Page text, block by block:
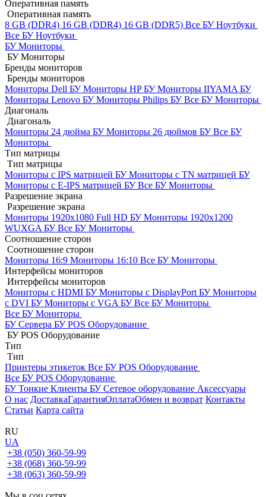
Оперативная память
Оперативная память
8 GB (DDR4) 16 GB (DDR4) 16 GB (DDR5) Все БУ Ноутбуки
Все БУ Ноутбуки
БУ Мониторы
БУ Мониторы
Бренды мониторов
Бренды мониторов
Мониторы Dell БУМониторы HP БУМониторы IIYAMA БУ
Мониторы Lenovo БУМониторы Philips БУВсе БУ Мониторы
Диагональ
Диагональ
Мониторы 24 дюйма БУМониторы 26 дюймов БУВсе БУ
Мониторы
Тип матрицы
Тип матрицы
Мониторы с IPS матрицей БУМониторы с TN матрицей БУ
Мониторы с E-IPS матрицей БУВсе БУ Мониторы
Разрешение экрана
Разрешение экрана
Мониторы 1920x1080 Full HD БУМониторы 1920x1200
WUXGA БУВсе БУ Мониторы
Соотношение сторон
Соотношение сторон
Мониторы 16:9 Мониторы 16:10 Все БУ Мониторы
Интерфейсы мониторов
Интерфейсы мониторов
Мониторы с HDMI БУМониторы с DisplayPort БУМониторы
с DVI БУМониторы с VGA БУВсе БУ Мониторы
Все БУ Мониторы
БУ Сервера БУ POS Оборудование
БУ POS Оборудование
Тип
Тип
Принтеры этикеток Все БУ POS Оборудование
Все БУ POS Оборудование
БУ Тонкие Клиенты БУ Сетевое оборудование Аксессуары
О нас ДоставкаГарантияОплатаОбмен и возврат Контакты
Статьи Карта сайта
RU
UA
+38 (050) 360-59-99
+38 (068) 360-59-99
+38 (063) 360-59-99